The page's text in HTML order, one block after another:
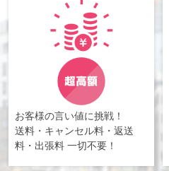
お客様の言い値に挑戦！
送料・キャンセル料・返送
料・出張料 一切不要！